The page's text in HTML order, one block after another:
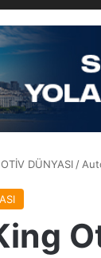
DÜNYASI/